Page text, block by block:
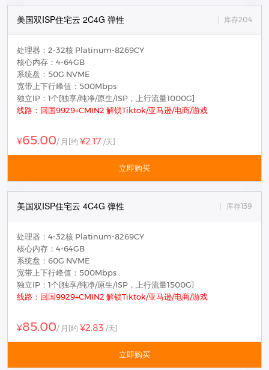
美国双ISP住宅云 2C4G 弹性 库存204
处理器：2-32核 Platinum-8269CY
核心内存：4-64GB
系统盘：50G NVME
宽带上下行峰值：500Mbps
独立IP：1个[独享/纯净/原生/ISP，上行流量1000G]
线路：回国9929+CMIN2 解锁Tiktok/亚马逊/电商/游戏
¥65.00/ 月 [约 ¥2.17 /天]
立即购买
美国双ISP住宅云 4C4G 弹性 库存139
处理器：4-32核 Platinum-8269CY
核心内存：4-64GB
系统盘：60G NVME
宽带上下行峰值：500Mbps
独立IP：1个[独享/纯净/原生/ISP，上行流量1500G]
线路：回国9929+CMIN2 解锁Tiktok/亚马逊/电商/游戏
¥85.00/ 月 [约 ¥2.83 /天]
立即购买